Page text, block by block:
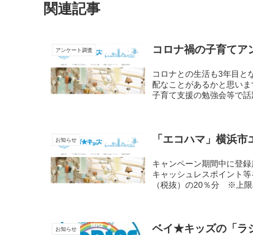
関連記事
アンケート調査 コロナ禍の子育てア
コロナとの生活も3年目と
配なことがあるかと思い
子育て支援の勉強会等で
お知らせ 「エコハマ」横浜
キャンペーン期間中に登
キャッシュレスポイント
（税抜）の20％分 ※上限
お知らせ ベイ★キッズの「ラ